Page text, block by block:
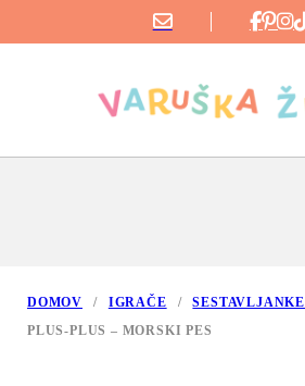
DOMOV / IGRAČE / SESTAVLJANKE
PLUS-PLUS – MORSKI PES